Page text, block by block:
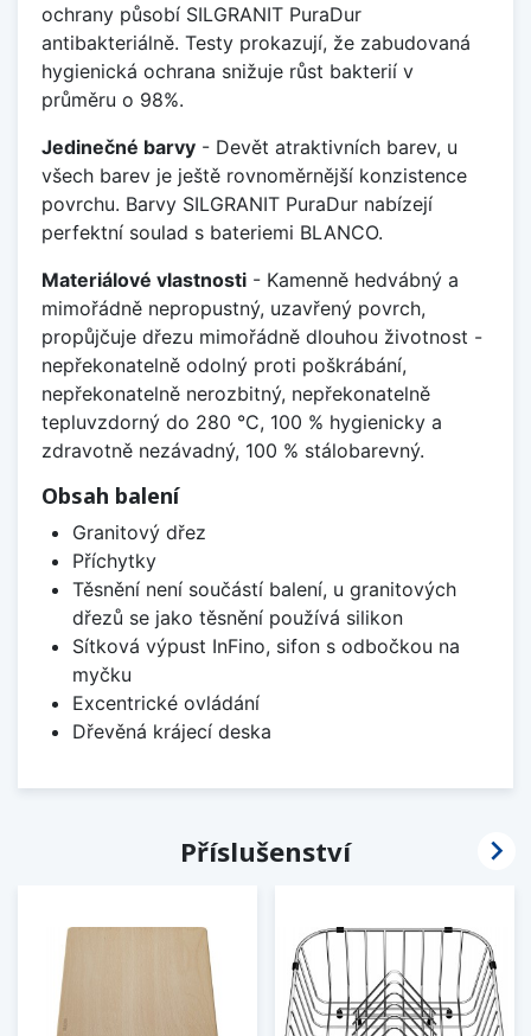
ochrany působí SILGRANIT PuraDur
antibakteriálně. Testy prokazují, že zabudovaná
hygienická ochrana snižuje růst bakterií v
průměru o 98%.
Jedinečné barvy - Devět atraktivních barev, u
všech barev je ještě rovnoměrnější konzistence
povrchu. Barvy SILGRANIT PuraDur nabízejí
perfektní soulad s bateriemi BLANCO.
Materiálové vlastnosti - Kamenně hedvábný a
mimořádně nepropustný, uzavřený povrch,
propůjčuje dřezu mimořádně dlouhou životnost -
nepřekonatelně odolný proti poškrábání,
nepřekonatelně nerozbitný, nepřekonatelně
tepluvzdorný do 280 °C, 100 % hygienicky a
zdravotně nezávadný, 100 % stálobarevný.
Obsah balení
Granitový dřez
Příchytky
Těsnění není součástí balení, u granitových
dřezů se jako těsnění používá silikon
Sítková výpust InFino, sifon s odbočkou na
myčku
Excentrické ovládání
Dřevěná krájecí deska
Příslušenství 